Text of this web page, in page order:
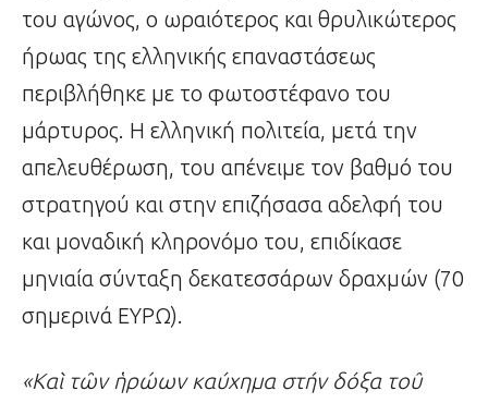
του αγώνος, ο ωραιότερος και θρυλικώτερος
ήρωας της ελληνικής επαναστάσεως
περιβλήθηκε με το φωτοστέφανο του
μάρτυρος. Η ελληνική πολιτεία, μετά την
απελευθέρωση, του απένειμε τον βαθμό του
στρατηγού και στην επιζήσασα αδελφή του
και μοναδική κληρονόμο του, επιδίκασε
μηνιαία σύνταξη δεκατεσσάρων δραχμών (70
σημερινά ΕΥΡΩ).
«Καὶτῶν ἡρώων καύχημα στήν δόξα τοῦ